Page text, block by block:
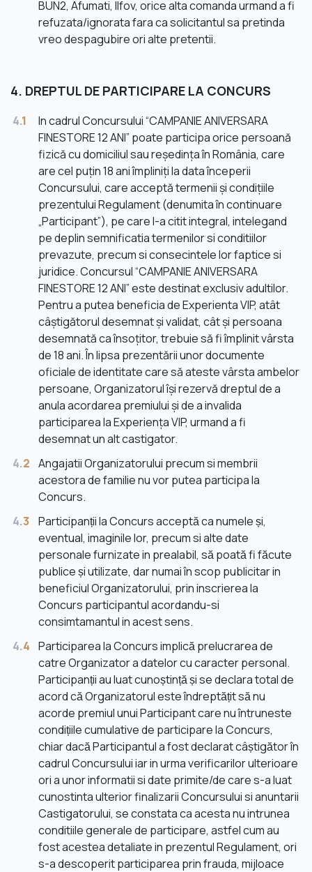
BUN2, Afumati, Ilfov, orice alta comanda urmand a fi
refuzata/ignorata fara ca solicitantul sa pretinda
vreo despagubire ori alte pretentii.
4. DREPTUL DE PARTICIPARE LA CONCURS
4.1
In cadrul Concursului “CAMPANIE ANIVERSARA
FINESTORE 12 ANI” poate participa orice persoană
fizică cu domiciliul sau reședința în România, care
are cel puțin 18 ani împliniți la data începerii
Concursului, care acceptă termenii și condițiile
prezentului Regulament (denumita în continuare
„Participant”), pe care l-a citit integral, intelegand
pe deplin semnificatia termenilor si conditiilor
prevazute, precum si consecintele lor faptice si
juridice. Concursul “CAMPANIE ANIVERSARA
FINESTORE 12 ANI” este destinat exclusiv adultilor.
Pentru a putea beneficia de Experienta VIP, atât
câștigătorul desemnat și validat, cât și persoana
desemnată ca însoțitor, trebuie să fi împlinit vârsta
de 18 ani. În lipsa prezentării unor documente
oficiale de identitate care să ateste vârsta ambelor
persoane, Organizatorul își rezervă dreptul de a
anula acordarea premiului și de a invalida
participarea la Experiența VIP, urmand a fi
desemnat un alt castigator.
4.2 Angajatii Organizatorului precum si membrii
acestora de familie nu vor putea participa la
Concurs.
4.3 Participanții la Concurs acceptă ca numele și,
eventual, imaginile lor, precum si alte date
personale furnizate in prealabil, să poată fi făcute
publice și utilizate, dar numai în scop publicitar in
beneficiul Organizatorului, prin inscrierea la
Concurs participantul acordandu-si
consimtamantul in acest sens.
4.4 Participarea la Concurs implică prelucrarea de
catre Organizator a datelor cu caracter personal.
Participanții au luat cunoștință și se declara total de
acord că Organizatorul este îndreptățit să nu
acorde premiul unui Participant care nu întruneste
condițiile cumulative de participare la Concurs,
chiar dacă Participantul a fost declarat câștigător în
cadrul Concursului iar in urma verificarilor ulterioare
ori a unor informatii si date primite/de care s-a luat
cunostinta ulterior finalizarii Concursului si anuntarii
Castigatorului, se constata ca acesta nu intrunea
conditiile generale de participare, astfel cum au
fost acestea detaliate in prezentul Regulament, ori
s-a descoperit participarea prin frauda, mijloace